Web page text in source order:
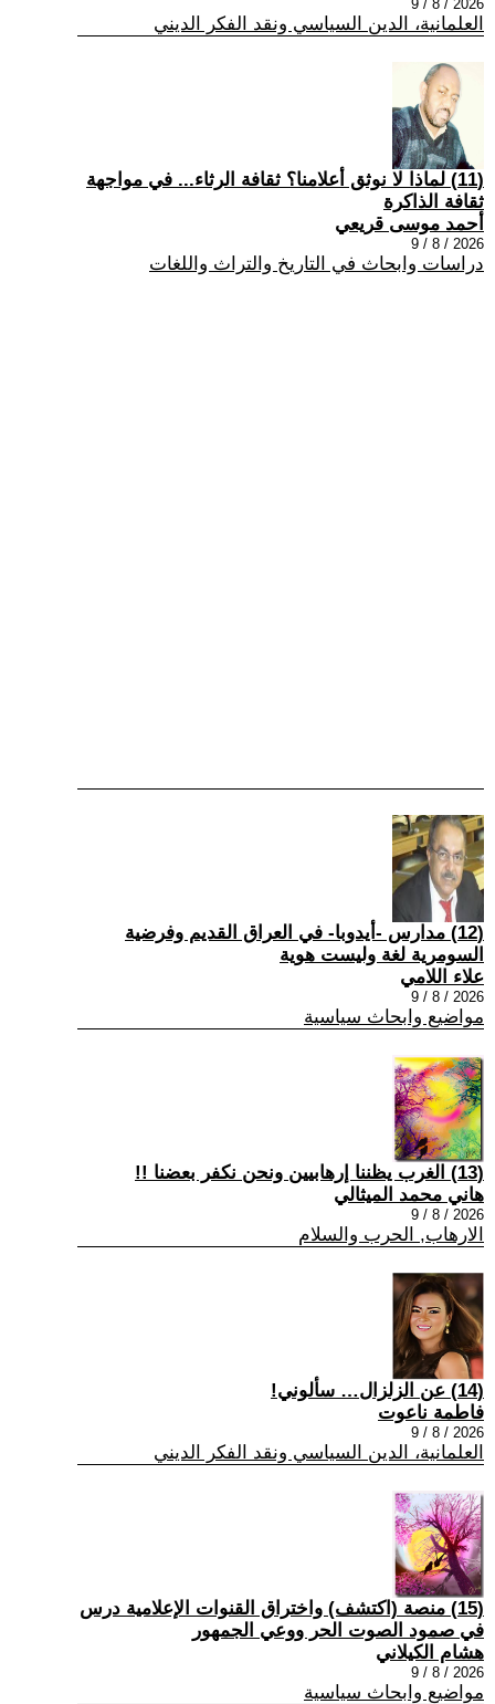
2026 / 8 / 9
العلمانية، الدين السياسي ونقد الفكر الديني
(11) لماذا لا نوثق أعلامنا؟ ثقافة الرثاء... في مواجهة
ثقافة الذاكرة
أحمد موسى قريعي
2026 / 8 / 9
دراسات وابحاث في التاريخ والتراث واللغات
(12) مدارس -أيدوبا- في العراق القديم وفرضية
السومرية لغة وليست هوية
علاء اللامي
2026 / 8 / 9
مواضيع وابحاث سياسية
(13) الغرب يظننا إرهابيين ونحن نكفر بعضنا !!
هاني محمد الميثالي
2026 / 8 / 9
الارهاب, الحرب والسلام
(14) عن الزلزال… سألوني!
فاطمة ناعوت
2026 / 8 / 9
العلمانية، الدين السياسي ونقد الفكر الديني
(15) منصة (اكتشف) واختراق القنوات الإعلامية درس
في صمود الصوت الحر ووعي الجمهور
هشام الكيلاني
2026 / 8 / 9
مواضيع وابحاث سياسية